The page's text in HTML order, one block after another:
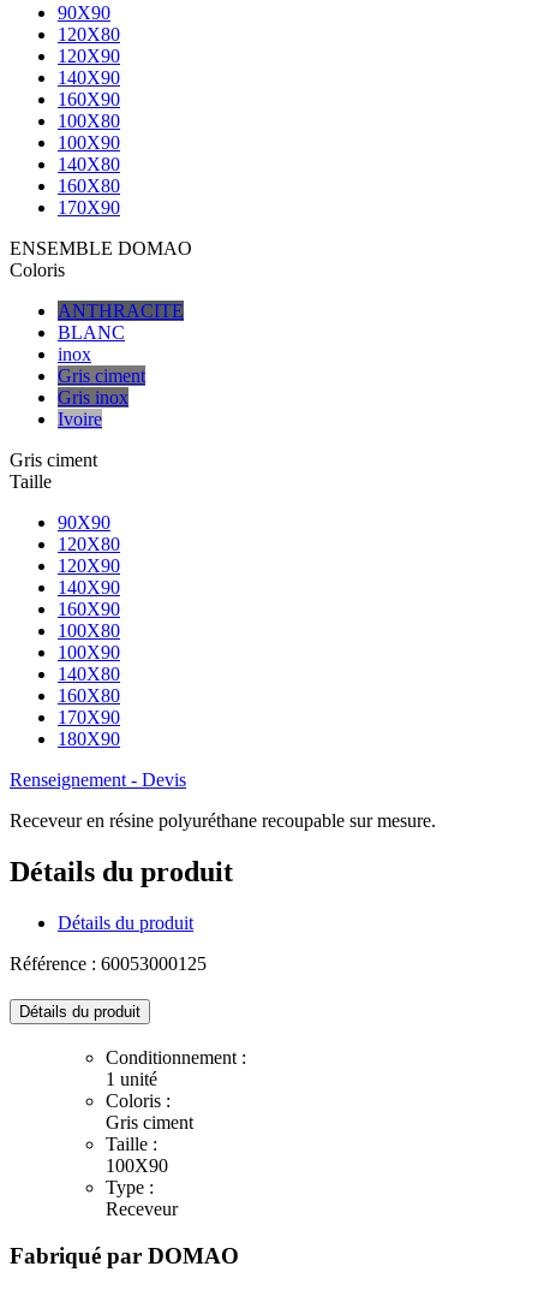
90X90
120X80
120X90
140X90
160X90
100X80
100X90
140X80
160X80
170X90
ENSEMBLE DOMAO
Coloris
ANTHRACITE
BLANC
inox
Gris ciment
Gris inox
Ivoire
Gris ciment
Taille
90X90
120X80
120X90
140X90
160X90
100X80
100X90
140X80
160X80
170X90
180X90
Renseignement - Devis
Receveur en résine polyuréthane recoupable sur mesure.
Détails du produit
Détails du produit
Référence : 60053000125
Détails du produit
Conditionnement :
1 unité
Coloris :
Gris ciment
Taille :
100X90
Type :
Receveur
Fabriqué par DOMAO